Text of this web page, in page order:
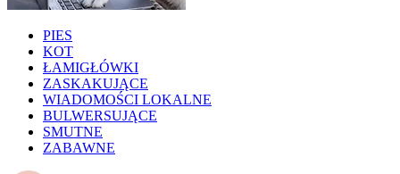
PIES
KOT
ŁAMIGŁÓWKI
ZASKAKUJĄCE
WIADOMOŚCI LOKALNE
BULWERSUJĄCE
SMUTNE
ZABAWNE